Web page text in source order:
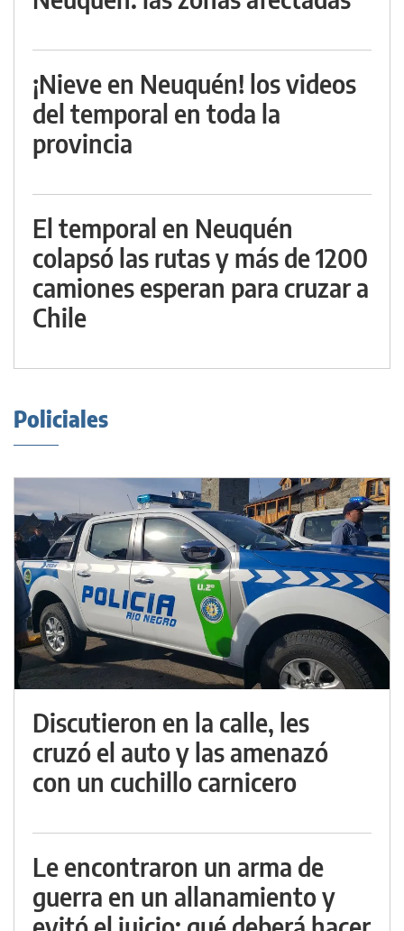
¡Nieve en Neuquén! los videos
del temporal en toda la
provincia
El temporal en Neuquén
colapsó las rutas y más de 1200
camiones esperan para cruzar a
Chile
Policiales
Discutieron en la calle, les
cruzó el auto y las amenazó
con un cuchillo carnicero
Le encontraron un arma de
guerra en un allanamiento y